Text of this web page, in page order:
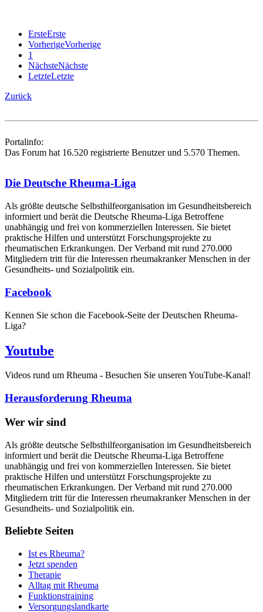
ErsteErste
VorherigeVorherige
1
NächsteNächste
LetzteLetzte
Zurück
Portalinfo:
Das Forum hat 16.520 registrierte Benutzer und 5.570 Themen.
Die Deutsche Rheuma-Liga
Als größte deutsche Selbsthilfe­organisation im Gesundheitsbereich
informiert und berät die Deutsche Rheuma-Liga Betroffene
unabhängig und frei von kommerziellen Interessen. Sie bietet
praktische Hilfen und unterstützt Forschungsprojekte zu
rheumatischen Erkrankungen. Der Verband mit rund 270.000
Mitgliedern tritt für die Interessen rheumakranker Menschen in der
Gesundheits- und Sozialpolitik ein.
Facebook
Kennen Sie schon die Facebook-Seite der Deutschen Rheuma-
Liga?
Youtube
Videos rund um Rheuma - Besuchen Sie unseren YouTube-Kanal!
Herausforderung Rheuma
Wer wir sind
Als größte deutsche Selbsthilfeorganisation im Gesundheitsbereich
informiert und berät die Deutsche Rheuma-Liga Betroffene
unabhängig und frei von kommerziellen Interessen. Sie bietet
praktische Hilfen und unterstützt Forschungsprojekte zu
rheumatischen Erkrankungen. Der Verband mit rund 270.000
Mitgliedern tritt für die Interessen rheumakranker Menschen in der
Gesundheits- und Sozialpolitik ein.
Beliebte Seiten
Ist es Rheuma?
Jetzt spenden
Therapie
Alltag mit Rheuma
Funktionstraining
Versorgungslandkarte